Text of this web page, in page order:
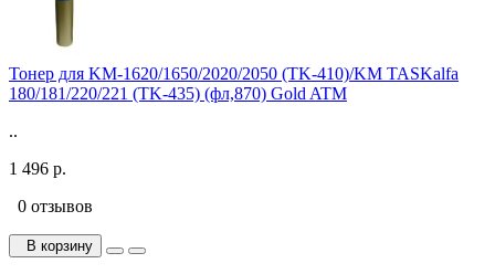
Тонер для KM-1620/1650/2020/2050 (TK-410)/KM TASKalfa
180/181/220/221 (TK-435) (фл,870) Gold ATM
..
1 496 р.
0 отзывов
В корзину